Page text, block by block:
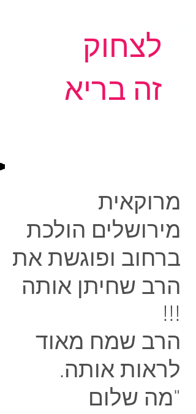
לצחוק
זה בריא
מרוקאית
מירושלים הולכת
ברחוב ופוגשת את
הרב שחיתן אותה
!!!
הרב שמח מאוד
לראות אותה.
"מה שלום